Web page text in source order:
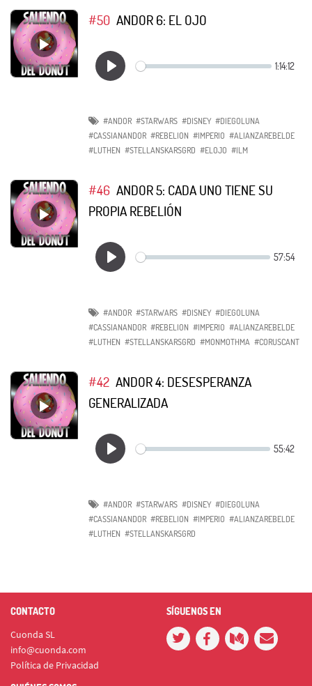
#50 ANDOR 6: EL OJO
#ANDOR #STARWARS #DISNEY #DIEGOLUNA
#CASSIANANDOR #REBELION #IMPERIO #ALIANZAREBELDE
#LUTHEN #STELLANSKARSGRD #ELOJO #ILM
#46 ANDOR 5: CADA UNO TIENE SU
PROPIA REBELIÓN
#ANDOR #STARWARS #DISNEY #DIEGOLUNA
#CASSIANANDOR #REBELION #IMPERIO #ALIANZAREBELDE
#LUTHEN #STELLANSKARSGRD #MONMOTHMA #CORUSCANT
#42 ANDOR 4: DESESPERANZA
GENERALIZADA
#ANDOR #STARWARS #DISNEY #DIEGOLUNA
#CASSIANANDOR #REBELION #IMPERIO #ALIANZAREBELDE
#LUTHEN #STELLANSKARSGRD
CONTACTO
Cuonda SL
info@cuonda.com
Política de Privacidad
SÍGUENOS EN